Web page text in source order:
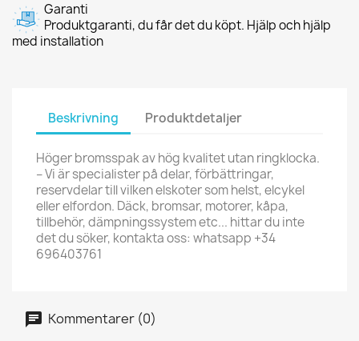
Garanti
Produktgaranti, du får det du köpt. Hjälp och hjälp
med installation
Beskrivning Produktdetaljer
Höger bromsspak av hög kvalitet utan ringklocka.
– Vi är specialister på delar, förbättringar,
reservdelar till vilken elskoter som helst, elcykel
eller elfordon. Däck, bromsar, motorer, kåpa,
tillbehör, dämpningssystem etc... hittar du inte
det du söker, kontakta oss: whatsapp +34
696403761
Kommentarer (0)